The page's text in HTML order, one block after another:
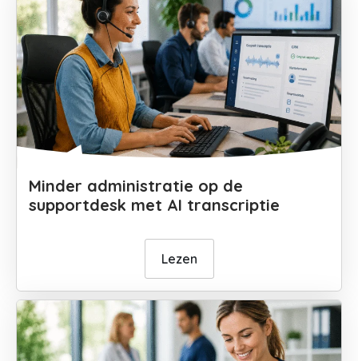
Minder administratie op de
supportdesk met AI transcriptie
Lezen